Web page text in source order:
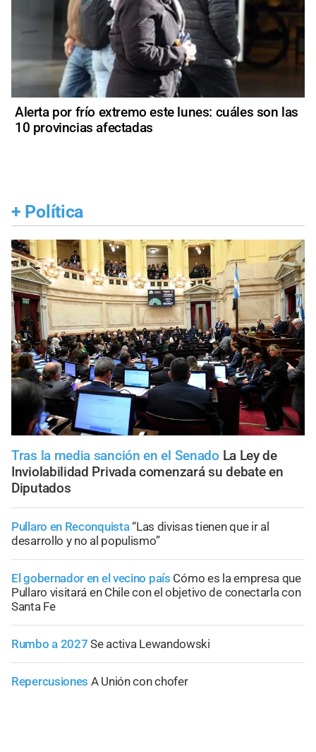
Alerta por frío extremo este lunes: cuáles son las
10 provincias afectadas
+ Política
Tras la media sanción en el Senado La Ley de
Inviolabilidad Privada comenzará su debate en
Diputados
Pullaro en Reconquista“Las divisas tienen que ir al
desarrollo y no al populismo”
El gobernador en el vecino país Cómo es la empresa que
Pullaro visitará en Chile con el objetivo de conectarla con
Santa Fe
Rumbo a 2027 Se activa Lewandowski
Repercusiones A Unión con chofer